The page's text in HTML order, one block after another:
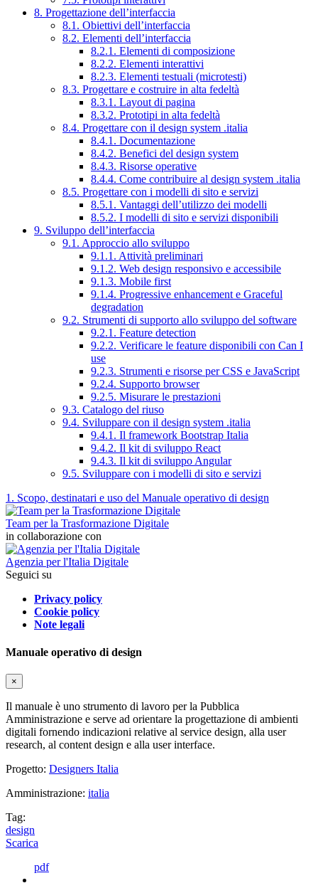
8. Progettazione dell’interfaccia
8.1. Obiettivi dell’interfaccia
8.2. Elementi dell’interfaccia
8.2.1. Elementi di composizione
8.2.2. Elementi interattivi
8.2.3. Elementi testuali (microtesti)
8.3. Progettare e costruire in alta fedeltà
8.3.1. Layout di pagina
8.3.2. Prototipi in alta fedeltà
8.4. Progettare con il design system .italia
8.4.1. Documentazione
8.4.2. Benefici del design system
8.4.3. Risorse operative
8.4.4. Come contribuire al design system .italia
8.5. Progettare con i modelli di sito e servizi
8.5.1. Vantaggi dell’utilizzo dei modelli
8.5.2. I modelli di sito e servizi disponibili
9. Sviluppo dell’interfaccia
9.1. Approccio allo sviluppo
9.1.1. Attività preliminari
9.1.2. Web design responsivo e accessibile
9.1.3. Mobile first
9.1.4. Progressive enhancement e Graceful
degradation
9.2. Strumenti di supporto allo sviluppo del software
9.2.1. Feature detection
9.2.2. Verificare le feature disponibili con Can I
use
9.2.3. Strumenti e risorse per CSS e JavaScript
9.2.4. Supporto browser
9.2.5. Misurare le prestazioni
9.3. Catalogo del riuso
9.4. Sviluppare con il design system .italia
9.4.1. Il framework Bootstrap Italia
9.4.2. Il kit di sviluppo React
9.4.3. Il kit di sviluppo Angular
9.5. Sviluppare con i modelli di sito e servizi
1. Scopo, destinatari e uso del Manuale operativo di design
Team per la Trasformazione Digitale
in collaborazione con
Agenzia per l'Italia Digitale
Seguici su
Privacy policy
Cookie policy
Note legali
Manuale operativo di design
×
Il manuale è uno strumento di lavoro per la Pubblica
Amministrazione e serve ad orientare la progettazione di ambienti
digitali fornendo indicazioni relative al service design, alla user
research, al content design e alla user interface.
Progetto: Designers Italia
Amministrazione: italia
Tag:
design
Scarica
pdf